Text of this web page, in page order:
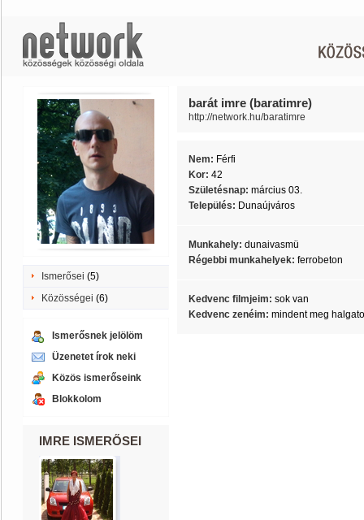
Ismerősei (5)
Közösségei (6)
Ismerősnek jelölöm
Üzenetet írok neki
Közös ismerőseink
Blokkolom
IMRE ISMERŐSEI
barát imre (baratimre)
http://network.hu/baratimre
Nem: Férfi
Kor: 42
Születésnap: március 03.
Település: Dunaújváros
Munkahely: dunaivasmü
Régebbi munkahelyek: ferrobeton
Kedvenc filmjeim: sok van
Kedvenc zenéim: mindent meg